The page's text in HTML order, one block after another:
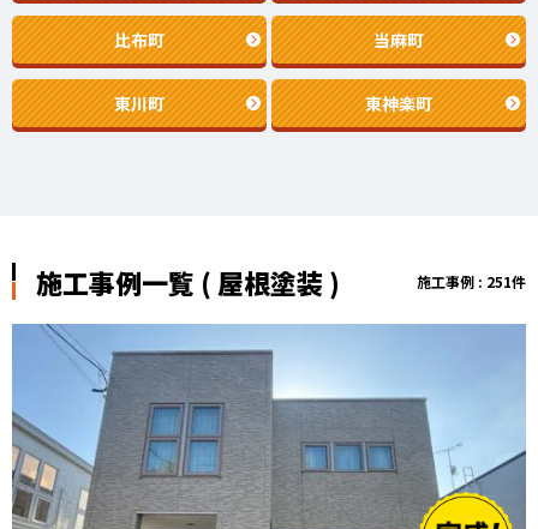
比布町 当麻町
東川町 東神楽町
施工事例一覧 ( 屋根塗装 ) 施工事例 : 251件